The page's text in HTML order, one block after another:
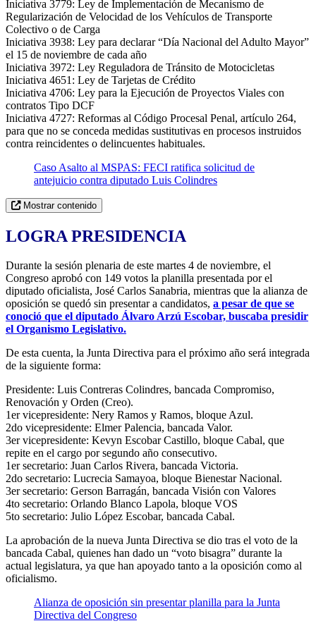
Iniciativa 3779: Ley de Implementación de Mecanismo de
Regularización de Velocidad de los Vehículos de Transporte
Colectivo o de Carga
Iniciativa 3938: Ley para declarar “Día Nacional del Adulto Mayor”
el 15 de noviembre de cada año
Iniciativa 3972: Ley Reguladora de Tránsito de Motocicletas
Iniciativa 4651: Ley de Tarjetas de Crédito
Iniciativa 4706: Ley para la Ejecución de Proyectos Viales con
contratos Tipo DCF
Iniciativa 4727: Reformas al Código Procesal Penal, artículo 264,
para que no se conceda medidas sustitutivas en procesos instruidos
contra reincidentes o delincuentes habituales.
Caso Asalto al MSPAS: FECI ratifica solicitud de
antejuicio contra diputado Luis Colindres
Mostrar contenido
LOGRA PRESIDENCIA
Durante la sesión plenaria de este martes 4 de noviembre, el
Congreso aprobó con 149 votos la planilla presentada por el
diputado oficialista, José Carlos Sanabria, mientras que la alianza de
oposición se quedó sin presentar a candidatos, a pesar de que se
conoció que el diputado Álvaro Arzú Escobar, buscaba presidir
el Organismo Legislativo.
De esta cuenta, la Junta Directiva para el próximo año será integrada
de la siguiente forma:
Presidente: Luis Contreras Colindres, bancada Compromiso,
Renovación y Orden (Creo).
1er vicepresidente: Nery Ramos y Ramos, bloque Azul.
2do vicepresidente: Elmer Palencia, bancada Valor.
3er vicepresidente: Kevyn Escobar Castillo, bloque Cabal, que
repite en el cargo por segundo año consecutivo.
1er secretario: Juan Carlos Rivera, bancada Victoria.
2do secretario: Lucrecia Samayoa, bloque Bienestar Nacional.
3er secretario: Gerson Barragán, bancada Visión con Valores
4to secretario: Orlando Blanco Lapola, bloque VOS
5to secretario: Julio López Escobar, bancada Cabal.
La aprobación de la nueva Junta Directiva se dio tras el voto de la
bancada Cabal, quienes han dado un “voto bisagra” durante la
actual legislatura, ya que han apoyado tanto a la oposición como al
oficialismo.
Alianza de oposición sin presentar planilla para la Junta
Directiva del Congreso